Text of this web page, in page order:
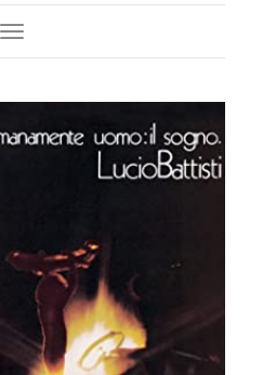
Toggle Navigation